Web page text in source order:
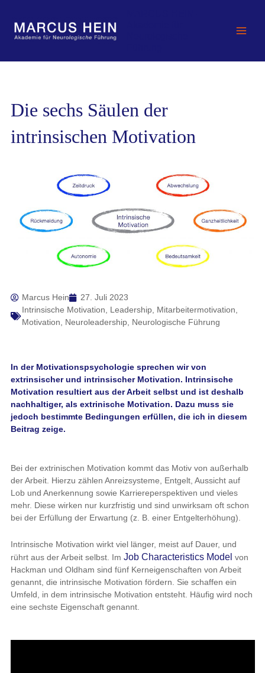
springen
Die sechs Säulen der
intrinsischen Motivation
Marcus Hein
27. Juli 2023
Intrinsische Motivation, Leadership, Mitarbeitermotivation,
Motivation, Neuroleadership, Neurologische Führung
In der Motivationspsychologie sprechen wir von
extrinsischer und intrinsischer Motivation. Intrinsische
Motivation resultiert aus der Arbeit selbst und ist deshalb
nachhaltiger, als extrinische Motivation. Dazu muss sie
jedoch bestimmte Bedingungen erfüllen, die ich in diesem
Beitrag zeige.
Bei der extrinischen Motivation kommt das Motiv von außerhalb
der Arbeit. Hierzu zählen Anreizsysteme, Entgelt, Aussicht auf
Lob und Anerkennung sowie Karriereperspektiven und vieles
mehr. Diese wirken nur kurzfristig und sind unwirksam oft schon
bei der Erfüllung der Erwartung (z. B. einer Entgelterhöhung).
Intrinsische Motivation wirkt viel länger, meist auf Dauer, und
rührt aus der Arbeit selbst. Im Job Characteristics Model von
Hackman und Oldham sind fünf Kerneigenschaften von Arbeit
genannt, die intrinsische Motivation fördern. Sie schaffen ein
Umfeld, in dem intrinsische Motivation entsteht. Häufig wird noch
eine sechste Eigenschaft genannt.